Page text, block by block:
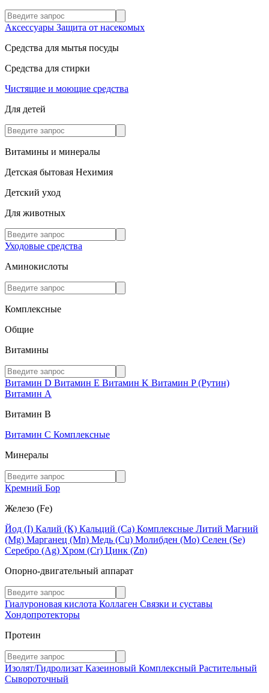
Аксессуары Защита от насекомых
Средства для мытья посуды
Средства для стирки
Чистящие и моющие средства
Для детей
Витамины и минералы
Детская бытовая Нехимия
Детский уход
Для животных
Уходовые средства
Аминокислоты
Комплексные
Общие
Витамины
Витамин D Витамин E Витамин K Витамин P (Рутин)
Витамин А
Витамин В
Витамин C Комплексные
Минералы
Кремний Бор
Железо (Fe)
Йод (I) Калий (К) Кальций (Са) Комплексные Литий Магний
(Mg) Марганец (Mn) Медь (Сu) Молибден (Мо) Селен (Se)
Серебро (Ag) Хром (Cr) Цинк (Zn)
Опорно-двигательный аппарат
Гиалуроновая кислота Коллаген Связки и суставы
Хондопротекторы
Протеин
Изолят/Гидролизат Казеиновый Комплексный Растительный
Сывороточный